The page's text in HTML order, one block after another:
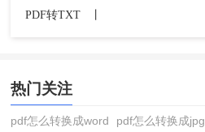
PDF转TXT
热门关注
pdf怎么转换成word pdf怎么转换成